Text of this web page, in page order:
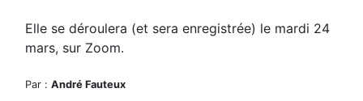
Elle se déroulera (et sera enregistrée) le mardi 24
mars, sur Zoom.
Par : André Fauteux